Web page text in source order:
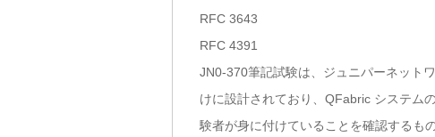
RFC 3643
RFC 4391
JN0-370筆記試験は、ジュニパーネット
けに設計されており、QFabric システム
験者が身に付けていることを確認するもの